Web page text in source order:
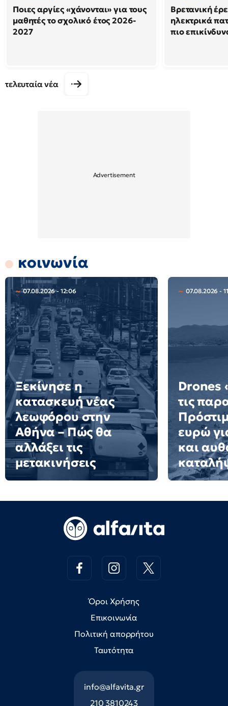
Ποιες αργίες «χάνονται» για τους
μαθητές το σχολικό έτος 2026-
2027
Βρετανική
ηλεκτρικά
πιο
τελευταία νέα
κοινωνία
07.08.2026 - 12:06
Ξεκίνησε η
κατασκευή νέας
λεωφόρου στην
Αθήνα – Πώς θα
αλλάξει τις
μετακινήσεις
07.08.2026 -
Drones
τις
ευρώ
και
Όροι Χρήσης
Επικοινωνία
Πολιτική απορρήτου
Ταυτότητα
info@alfavita.gr
210 3810243